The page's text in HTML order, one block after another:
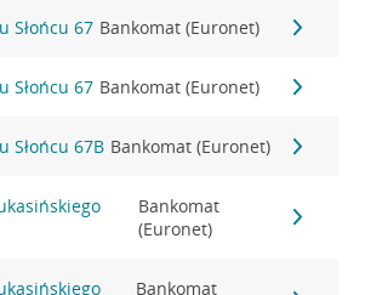
Słońcu 67 Bankomat (Euronet)
Słońcu 67 Bankomat (Euronet)
Słońcu 67B Bankomat (Euronet)
Bankomat
(Euronet)
Bankomat